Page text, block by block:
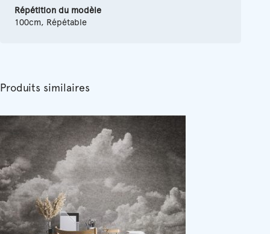
Répétition du modèle
100cm, Répétable
Produits similaires